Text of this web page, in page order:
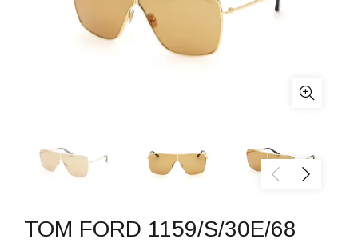
TOM FORD 1159/S/30E/68